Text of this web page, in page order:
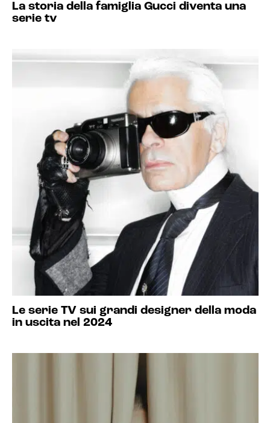
La storia della famiglia Gucci diventa una
serie tv
Le serie TV sui grandi designer della moda
in uscita nel 2024